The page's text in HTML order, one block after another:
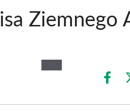
Ziemnego
Share